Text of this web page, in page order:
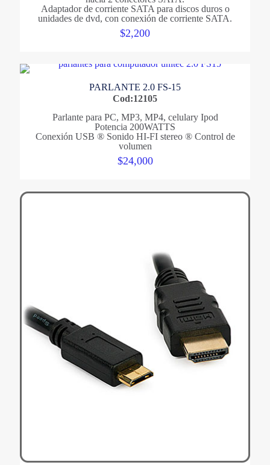
Adaptador de corriente SATA para discos duros o
unidades de dvd, con conexión de corriente SATA.
$2,200
PARLANTE 2.0 FS-15
Cod:12105
Parlante para PC, MP3, MP4, celulary Ipod
Potencia 200WATTS
Conexión USB ® Sonido HI-FI stereo ® Control de
volumen
$24,000